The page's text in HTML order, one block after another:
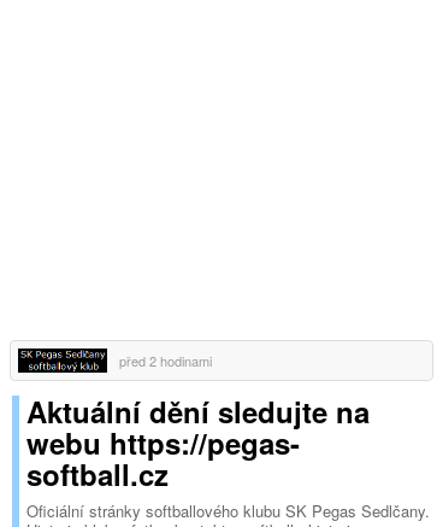
před 2 hodinami
Aktuální dění sledujte na
webu https://pegas-
softball.cz
Oficiální stránky softballového klubu SK Pegas Sedlčany.